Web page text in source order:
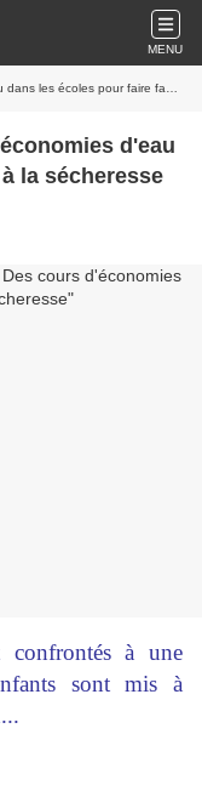
MENU
pour faire face à la sécheresse
d'eau
la sécheresse
confrontés à une
sont mis à